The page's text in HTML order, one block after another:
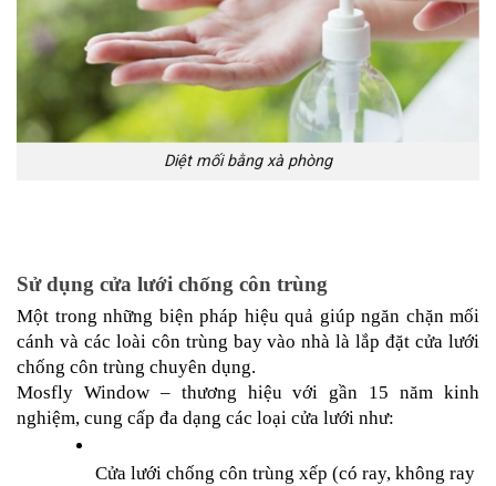
Diệt mối bằng xà phòng
Sử dụng cửa lưới chống côn trùng
Một trong những biện pháp hiệu quả giúp ngăn chặn mối
cánh và các loài côn trùng bay vào nhà là lắp đặt cửa lưới
chống côn trùng chuyên dụng.
Mosfly Window – thương hiệu với gần 15 năm kinh
nghiệm, cung cấp đa dạng các loại cửa lưới như:
Cửa lưới chống côn trùng xếp (có ray, không ray